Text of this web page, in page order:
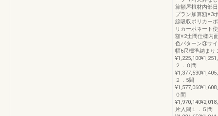
算額屋根材内部
プラン加算額※3
線吸収ポリカー
リカーボネート
額※2土間仕様内
色パターン③サ
幅6尺標準納まり
２．０間
２．5間
０間
片入隅１．５間